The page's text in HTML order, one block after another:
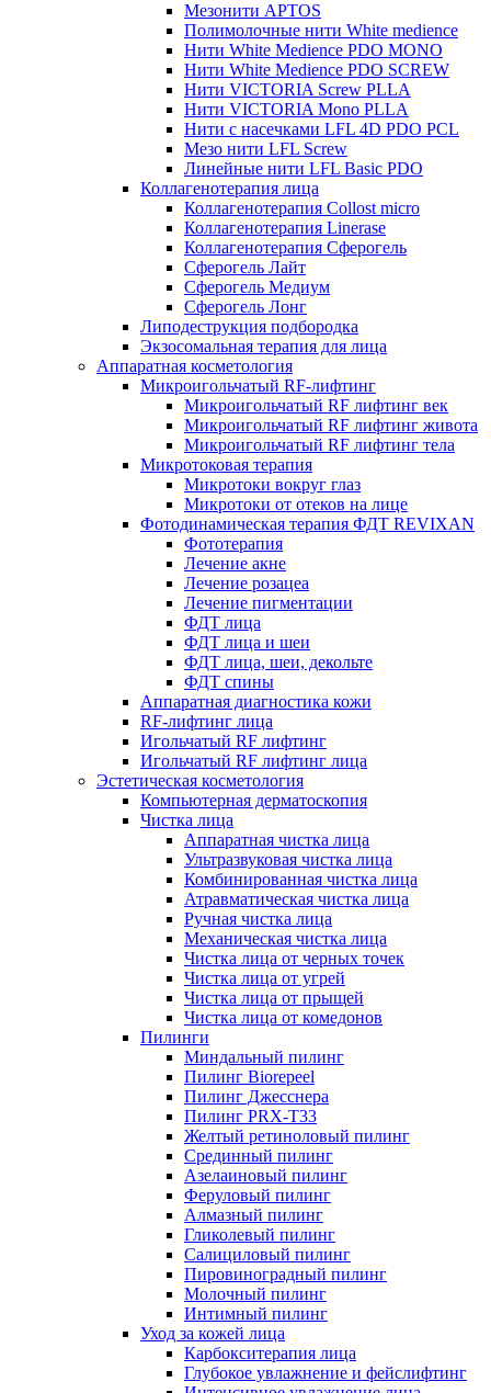
Мезонити APTOS
Полимолочные нити White medience
Нити White Medience PDO MONO
Нити White Medience PDO SCREW
Нити VICTORIA Screw PLLA
Нити VICTORIA Mono PLLA
Нити с насечками LFL 4D PDO PCL
Мезо нити LFL Screw
Линейные нити LFL Basic PDO
Коллагенотерапия лица
Коллагенотерапия Collost micro
Коллагенотерапия Linerase
Коллагенотерапия Сферогель
Сферогель Лайт
Сферогель Медиум
Сферогель Лонг
Липодеструкция подбородка
Экзосомальная терапия для лица
Аппаратная косметология
Микроигольчатый RF-лифтинг
Микроигольчатый RF лифтинг век
Микроигольчатый RF лифтинг живота
Микроигольчатый RF лифтинг тела
Микротоковая терапия
Микротоки вокруг глаз
Микротоки от отеков на лице
Фотодинамическая терапия ФДТ REVIXAN
Фототерапия
Лечение акне
Лечение розацеа
Лечение пигментации
ФДТ лица
ФДТ лица и шеи
ФДТ лица, шеи, декольте
ФДТ спины
Аппаратная диагностика кожи
RF-лифтинг лица
Игольчатый RF лифтинг
Игольчатый RF лифтинг лица
Эстетическая косметология
Компьютерная дерматоскопия
Чистка лица
Аппаратная чистка лица
Ультразвуковая чистка лица
Комбинированная чистка лица
Атравматическая чистка лица
Ручная чистка лица
Механическая чистка лица
Чистка лица от черных точек
Чистка лица от угрей
Чистка лица от прыщей
Чистка лица от комедонов
Пилинги
Миндальный пилинг
Пилинг Biorepeel
Пилинг Джесснера
Пилинг PRX-T33
Желтый ретиноловый пилинг
Срединный пилинг
Азелаиновый пилинг
Феруловый пилинг
Алмазный пилинг
Гликолевый пилинг
Салициловый пилинг
Пировиноградный пилинг
Молочный пилинг
Интимный пилинг
Уход за кожей лица
Карбокситерапия лица
Глубокое увлажнение и фейслифтинг